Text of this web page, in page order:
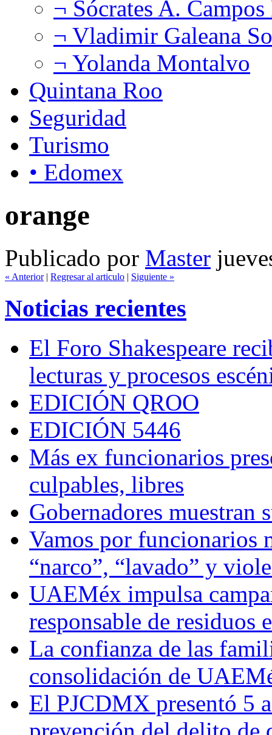
¬ Sócrates A.
¬ Vladimir Galeana
¬ Yolanda Montalvo
Quintana Roo
Seguridad
Turismo
• Edomex
orange
Publicado por Master
« Anterior| Regresar al articulo Siguiente »
Noticias recientes
El Foro Shakespeare
lecturas y procesos
EDICIÓN QROO
EDICIÓN 5446
Más ex funcionarios
culpables, libres
Gobernadores muestran
Vamos por funcionarios
“narco”, “lavado” y
UAEMéx impulsa
responsable de residuos
La confianza de las
consolidación de
El PJCDMX presentó 5